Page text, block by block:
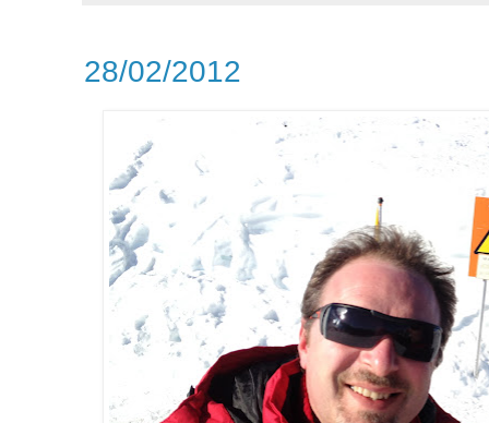
28/02/2012